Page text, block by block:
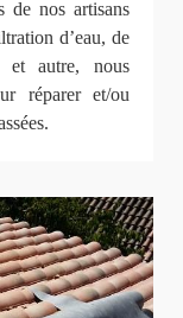
de nos artisans
d’eau, de
et autre, nous
réparer et/ou